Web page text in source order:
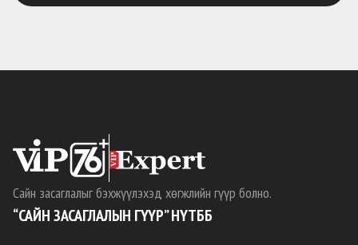
Сайн засаглалыг бэхжүүлэхэд хөгжлийн гүүр болно.
“САЙН ЗАСАГЛАЛЫН ГҮҮР” НҮТББ